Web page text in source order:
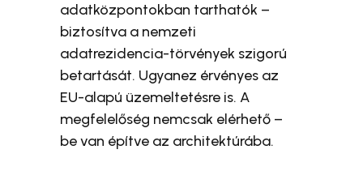
adatközpontokban tarthatók –
biztosítva a nemzeti
adatrezidencia-törvények szigorú
betartását. Ugyanez érvényes az
EU-alapú üzemeltetésre is. A
megfelelőség nemcsak elérhető –
be van építve az architektúrába.